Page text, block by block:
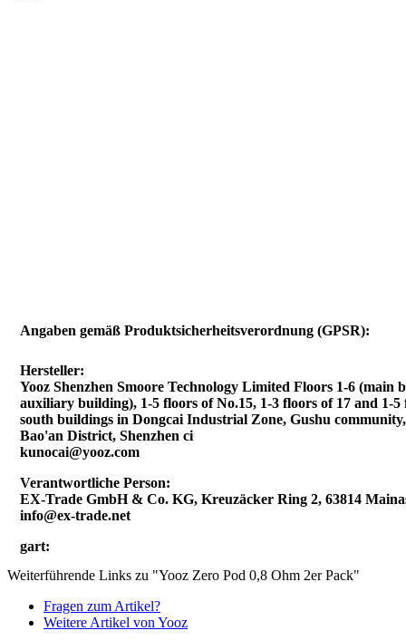
Angaben gemäß Produktsicherheitsverordnung (GPSR):
Hersteller:
Yooz Shenzhen Smoore Technology Limited Floors 1-6 (main
auxiliary building), 1-5 floors of No.15, 1-3 floors of 17 and 1-5
south buildings in Dongcai Industrial Zone, Gushu
Bao'an District, Shenzhen ci
kunocai@yooz.com
Verantwortliche Person:
EX-Trade GmbH & Co. KG, Kreuzäcker Ring 2, 63814
info@ex-trade.net
gart:
Weiterführende Links zu "Yooz Zero Pod 0,8 Ohm 2er Pack"
Fragen zum Artikel?
Weitere Artikel von Yooz